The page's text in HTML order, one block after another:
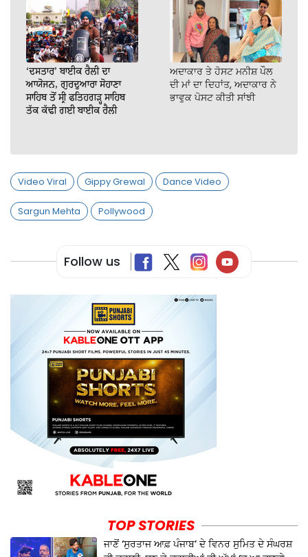
‘ਦਸਤਾਰ’ ਬਾਈਕ ਰੈਲੀ ਦਾ
ਆਯੋਜਨ, ਗੁਰਦੁਆਰਾ ਸੋਹਾਣਾ
ਸਾਹਿਬ ਤੋਂ ਸ੍ਰੀ ਫਤਿਹਗੜ੍ਹ ਸਾਹਿਬ
ਤੱਕ ਕੱਢੀ ਗਈ ਬਾਈਕ ਰੈਲੀ
ਅਦਾਕਾਰ ਤੇ ਹੋਸਟ ਮਨੀਸ਼ ਪੌਲ
ਦੀ ਮਾਂ ਦਾ ਦਿਹਾਂਤ, ਅਦਾਕਾਰ ਨੇ
ਭਾਵੁਕ ਪੋਸਟ ਕੀਤੀ ਸਾਂਝੀ
Video Viral Gippy Grewal Dance Video
Sargun Mehta Pollywood
Follow us
TOP STORIES
ਜਾਣੋਂ ‘ਸੁਰਤਾਜ ਆਫ਼ ਪੰਜਾਬ’ ਦੇ ਵਿਨਰ ਸੁਮਿਤ ਦੇ ਸੰਘਰਸ਼